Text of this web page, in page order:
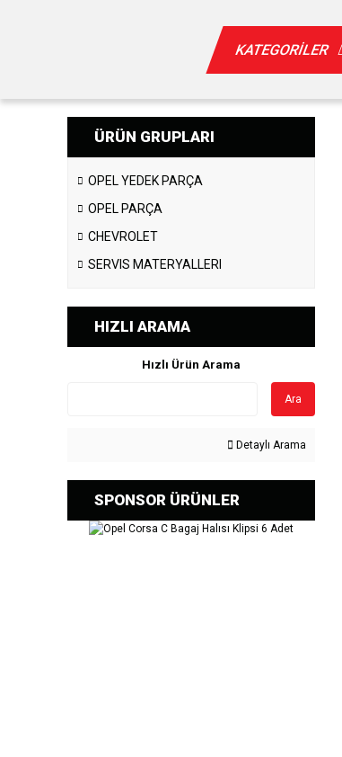
KATEGORİLER
ÜRÜN GRUPLARI
OPEL YEDEK PARÇA
OPEL PARÇA
CHEVROLET
SERVIS MATERYALLERI
HIZLI ARAMA
Hızlı Ürün Arama
Ara
Detaylı Arama
SPONSOR ÜRÜNLER